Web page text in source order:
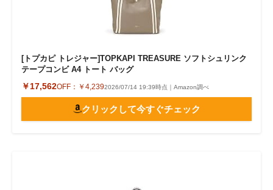
[トプカピ トレジャー]TOPKAPI TREASURE ソフトシュリンク
テープコンビ A4 トート バッグ
￥17,562OFF： ￥4,2392026/07/14 19:39時点｜Amazon調べ
クリックして今すぐチェック